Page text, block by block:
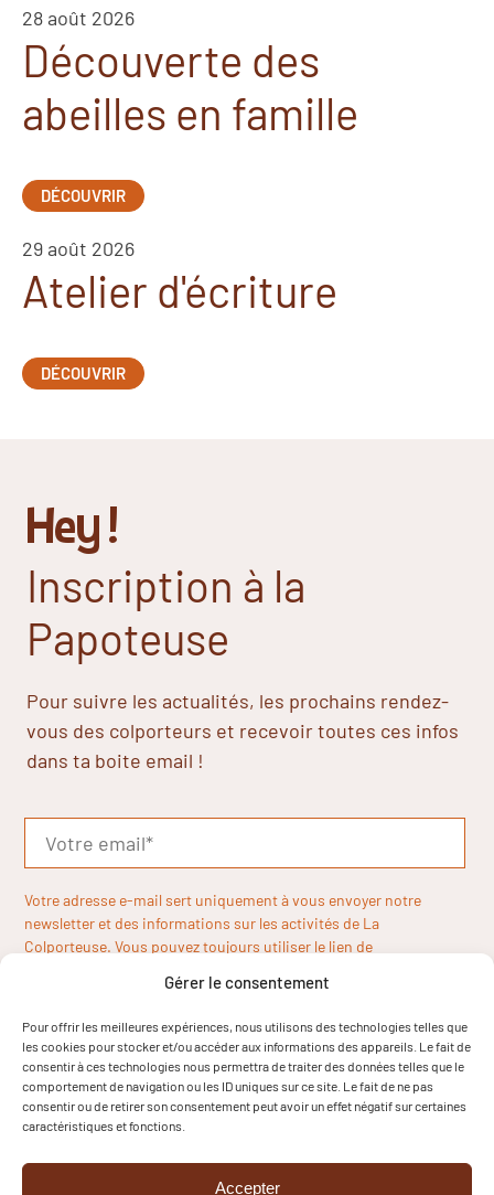
Gérer le consentement
Pour offrir les meilleures expériences, nous utilisons des technologies telles que
les cookies pour stocker et/ou accéder aux informations des appareils. Le fait de
consentir à ces technologies nous permettra de traiter des données telles que le
comportement de navigation ou les ID uniques sur ce site. Le fait de ne pas
consentir ou de retirer son consentement peut avoir un effet négatif sur certaines
caractéristiques et fonctions.
Accepter
28 août 2026
Découverte des
abeilles en famille
DÉCOUVRIR
29 août 2026
Atelier d'écriture
DÉCOUVRIR
Hey !
Inscription à la
Papoteuse
Pour suivre les actualités, les prochains rendez-
vous des colporteurs et recevoir toutes ces infos
dans ta boite email !
Votre adresse e-mail sert uniquement à vous envoyer notre
newsletter et des informations sur les activités de La
Colporteuse. Vous pouvez toujours utiliser le lien de